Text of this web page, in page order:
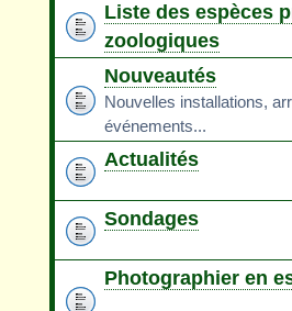
Liste des espèces
zoologiques
Nouveautés
Nouvelles installations,
événements...
Actualités
Sondages
Photographier en